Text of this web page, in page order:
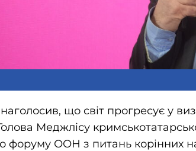
що світ прогресує у
Меджлісу
форуму ООН з питань корінних